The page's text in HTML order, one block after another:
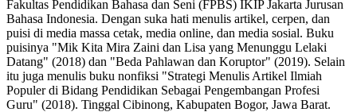
Fakultas Pendidikan Bahasa dan Seni (FPBS) IKIP Jakarta Jurusan
Bahasa Indonesia. Dengan suka hati menulis artikel, cerpen, dan
puisi di media massa cetak, media online, dan media sosial. Buku
puisinya "Mik Kita Mira Zaini dan Lisa yang Menunggu Lelaki
Datang" (2018) dan "Beda Pahlawan dan Koruptor" (2019). Selain
itu juga menulis buku nonfiksi "Strategi Menulis Artikel Ilmiah
Populer di Bidang Pendidikan Sebagai Pengembangan Profesi
Guru" (2018). Tinggal Cibinong, Kabupaten Bogor, Jawa Barat.